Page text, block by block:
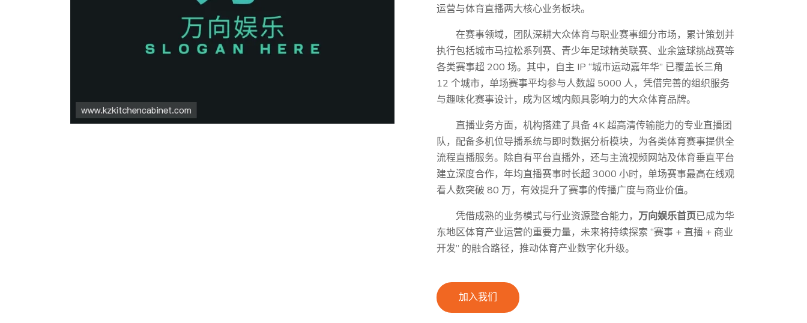
运营与体育直播两大核心业务板块。
在赛事领域，团队深耕大众体育与职业赛事细分市场，累计策划并
执行包括城市马拉松系列赛、青少年足球精英联赛、业余篮球挑战赛等
各类赛事超 200 场。其中，自主 IP “城市运动嘉年华” 已覆盖长三角
12 个城市，单场赛事平均参与人数超 5000 人，凭借完善的组织服务
与趣味化赛事设计，成为区域内颇具影响力的大众体育品牌。
直播业务方面，机构搭建了具备 4K 超高清传输能力的专业直播团
队，配备多机位导播系统与即时数据分析模块，为各类体育赛事提供全
流程直播服务。除自有平台直播外，还与主流视频网站及体育垂直平台
建立深度合作，年均直播赛事时长超 3000 小时，单场赛事最高在线观
看人数突破 80 万，有效提升了赛事的传播广度与商业价值。
凭借成熟的业务模式与行业资源整合能力， 万向娱乐首页已成为华
东地区体育产业运营的重要力量，未来将持续探索 “赛事 + 直播 + 商业
开发” 的融合路径，推动体育产业数字化升级。
加入我们